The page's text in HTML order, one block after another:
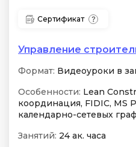
Сертификат
Управление
Формат: Видеоуроки в
Особенности: Lean
координация, FIDIC, MS
календарно-сетевых
Занятий: 24 ак. часа